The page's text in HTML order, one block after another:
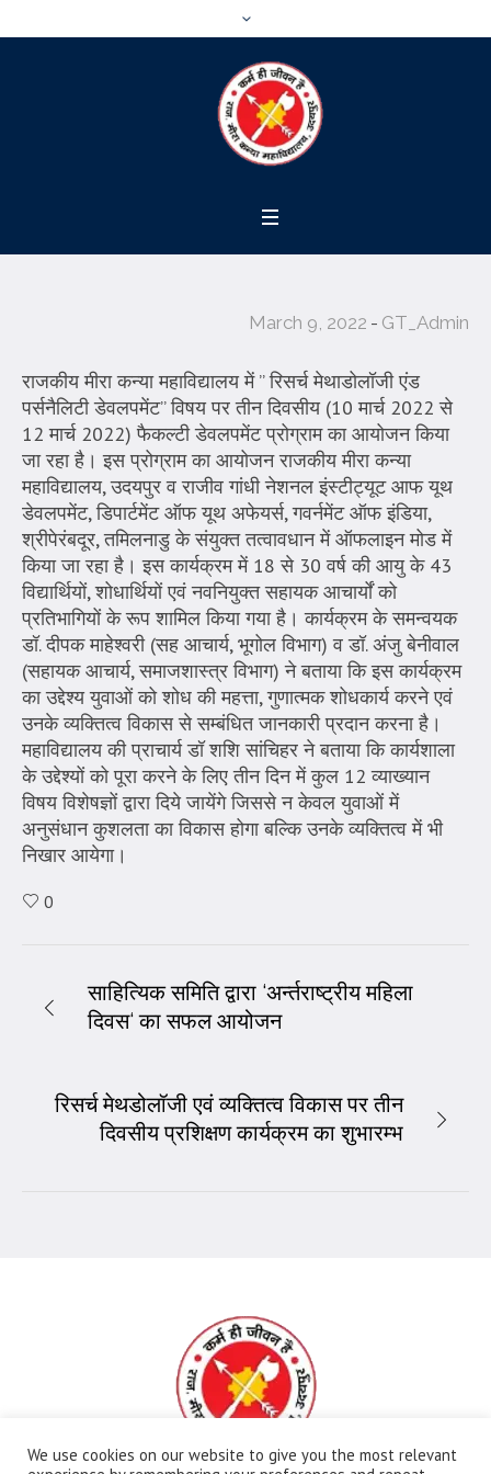
March 9, 2022 GT_Admin
राजकीय मीरा कन्या महाविद्यालय में ” रिसर्च मेथाडोलॉजी एंड
पर्सनैलिटी डेवलपमेंट” विषय पर तीन दिवसीय (10 मार्च 2022 से
12 मार्च 2022) फैकल्टी डेवलपमेंट प्रोग्राम का आयोजन किया
जा रहा है। इस प्रोग्राम का आयोजन राजकीय मीरा कन्या
महाविद्यालय, उदयपुर व राजीव गांधी नेशनल इंस्टीट्यूट आफ यूथ
डेवलपमेंट, डिपार्टमेंट ऑफ यूथ अफेयर्स, गवर्नमेंट ऑफ इंडिया,
श्रीपेरंबदूर, तमिलनाडु के संयुक्त तत्वावधान में ऑफलाइन मोड में
किया जा रहा है। इस कार्यक्रम में 18 से 30 वर्ष की आयु के 43
विद्यार्थियों, शोधार्थियों एवं नवनियुक्त सहायक आचार्यों को
प्रतिभागियों के रूप शामिल किया गया है। कार्यक्रम के समन्वयक
डॉ. दीपक माहेश्वरी (सह आचार्य, भूगोल विभाग) व डॉ. अंजु बेनीवाल
(सहायक आचार्य, समाजशास्त्र विभाग) ने बताया कि इस कार्यक्रम
का उद्देश्य युवाओं को शोध की महत्ता, गुणात्मक शोधकार्य करने एवं
उनके व्यक्तित्व विकास से सम्बंधित जानकारी प्रदान करना है।
महाविद्यालय की प्राचार्य डॉ शशि सांचिहर ने बताया कि कार्यशाला
के उद्देश्यों को पूरा करने के लिए तीन दिन में कुल 12 व्याख्यान
विषय विशेषज्ञों द्वारा दिये जायेंगे जिससे न केवल युवाओं में
अनुसंधान कुशलता का विकास होगा बल्कि उनके व्यक्तित्व में भी
निखार आयेगा।
0
साहित्यिक समिति द्वारा ‘अर्न्तराष्ट्रीय महिला
दिवस‘ का सफल आयोजन
रिसर्च मेथडोलॉजी एवं व्यक्तित्व विकास पर तीन
दिवसीय प्रशिक्षण कार्यक्रम का शुभारम्भ
We use cookies on our website to give you the most relevant